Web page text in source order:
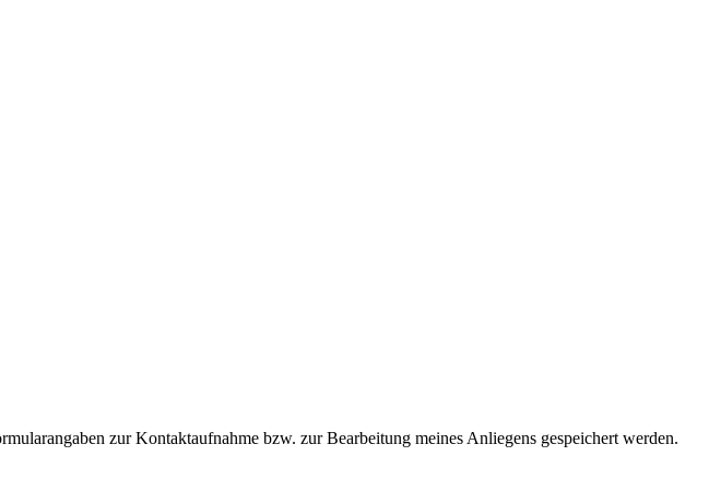
zur Kontaktaufnahme bzw. zur Bearbeitung meines Anliegens gespeichert werden.